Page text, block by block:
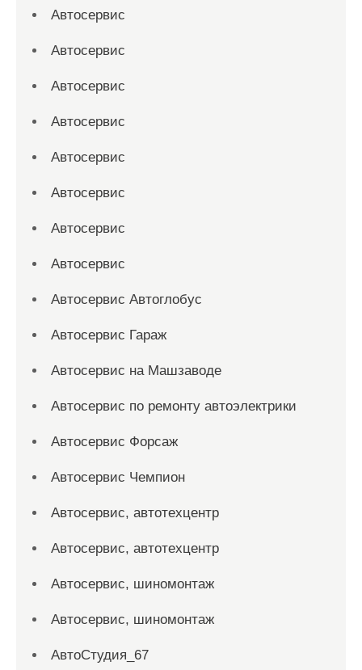
Автосервис
Автосервис
Автосервис
Автосервис
Автосервис
Автосервис
Автосервис
Автосервис
Автосервис Автоглобус
Автосервис Гараж
Автосервис на Машзаводе
Автосервис по ремонту автоэлектрики
Автосервис Форсаж
Автосервис Чемпион
Автосервис, автотехцентр
Автосервис, автотехцентр
Автосервис, шиномонтаж
Автосервис, шиномонтаж
АвтоСтудия_67